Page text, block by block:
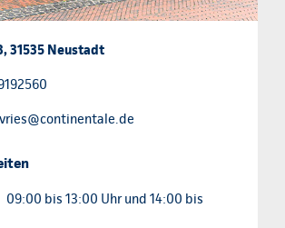
31535 Neustadt
09:00 bis 13:00 Uhr und 14:00 bis